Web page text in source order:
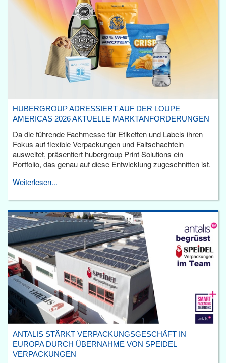
HUBERGROUP ADRESSIERT AUF DER LOUPE
AMERICAS 2026 AKTUELLE MARKTANFORDERUNGEN
Da die führende Fachmesse für Etiketten und Labels ihren
Fokus auf flexible Verpackungen und Faltschachteln
ausweitet, präsentiert hubergroup Print Solutions ein
Portfolio, das genau auf diese Entwicklung zugeschnitten ist.
Weiterlesen...
ANTALIS STÄRKT VERPACKUNGSGESCHÄFT IN
EUROPA DURCH ÜBERNAHME VON SPEIDEL
VERPACKUNGEN